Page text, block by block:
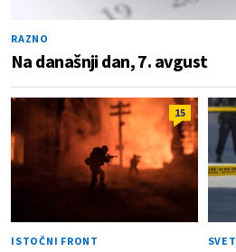
RAZNO
Na današnji dan, 7. avgust
15
ISTOČNI FRONT SVET